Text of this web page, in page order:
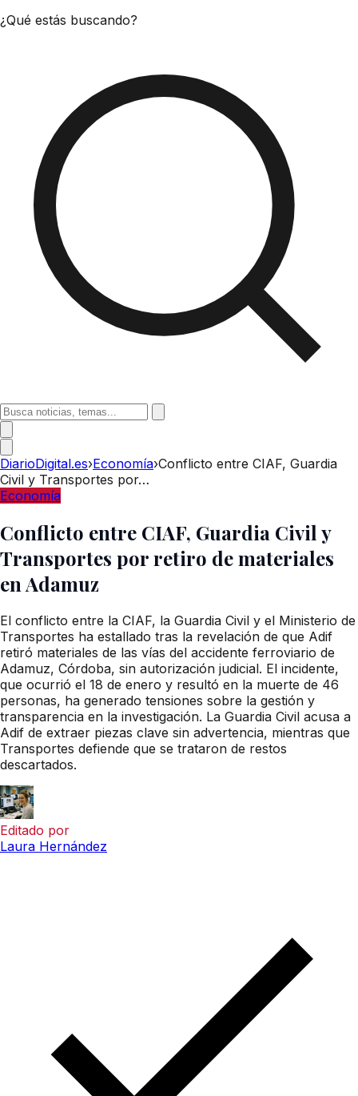
¿Qué estás buscando?
DiarioDigital.es›Economía›Conflicto entre CIAF, Guardia
Civil y Transportes por…
Economía
Conflicto entre CIAF, Guardia Civil y
Transportes por retiro de materiales
en Adamuz
El conflicto entre la CIAF, la Guardia Civil y el Ministerio de
Transportes ha estallado tras la revelación de que Adif
retiró materiales de las vías del accidente ferroviario de
Adamuz, Córdoba, sin autorización judicial. El incidente,
que ocurrió el 18 de enero y resultó en la muerte de 46
personas, ha generado tensiones sobre la gestión y
transparencia en la investigación. La Guardia Civil acusa a
Adif de extraer piezas clave sin advertencia, mientras que
Transportes defiende que se trataron de restos
descartados.
Editado por
Laura Hernández